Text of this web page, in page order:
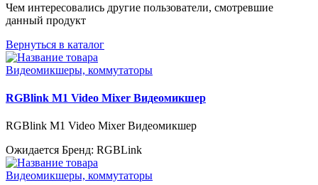
Чем интересовались другие пользователи, смотревшие
данный продукт
Вернуться в каталог
Видеомикшеры, коммутаторы
RGBlink M1 Video Mixer Видеомикшер
RGBlink M1 Video Mixer Видеомикшер
Ожидается Бренд: RGBLink
Видеомикшеры, коммутаторы